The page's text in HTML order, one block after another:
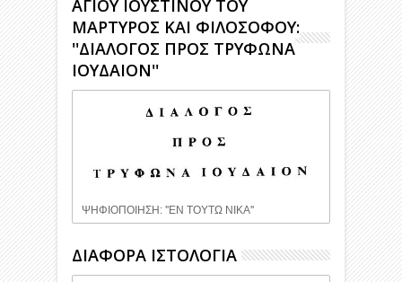
ΑΓΙΟΥ ΙΟΥΣΤΙΝΟΥ ΤΟΥ
ΜΑΡΤΥΡΟΣ ΚΑΙ ΦΙΛΟΣΟΦΟΥ:
''ΔΙΑΛΟΓΟΣ ΠΡΟΣ ΤΡΥΦΩΝΑ
ΙΟΥΔΑΙΟΝ''
ΨΗΦΙΟΠΟΙΗΣΗ: ''ΕΝ ΤΟΥΤΩ ΝΙΚΑ''
ΔΙΑΦΟΡΑ ΙΣΤΟΛΟΓΙΑ